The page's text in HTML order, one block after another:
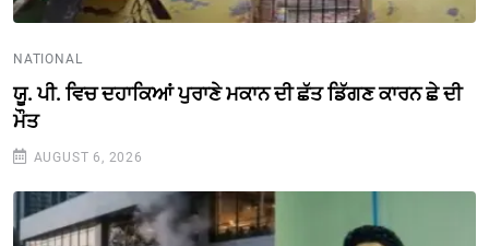
NATIONAL
ਯੂ. ਪੀ. ਵਿਚ ਦਹਾਕਿਆਂ ਪੁਰਾਣੇ ਮਕਾਨ ਦੀ ਛੱਤ ਡਿੱਗਣ ਕਾਰਨ ਛੇ ਦੀ
ਮੌਤ
AUGUST 6, 2026